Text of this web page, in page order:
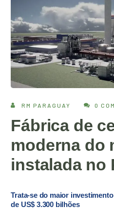
RM PARAGUAY 0
Fábrica de
moderna do
instalada no
Trata-se do maior
de US$ 3.300 bilhões